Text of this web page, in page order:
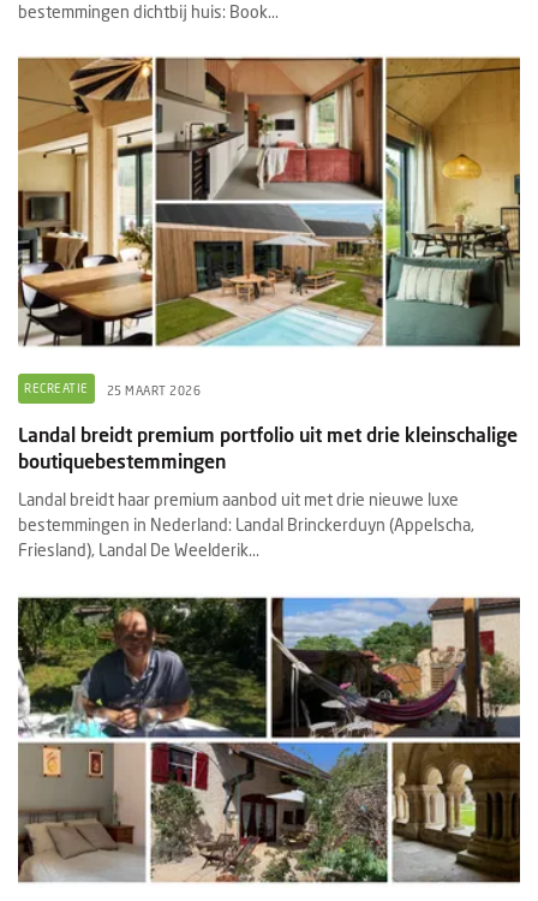
bestemmingen dichtbij huis: Book...
RECREATIE 25 MAART 2026
Landal breidt premium portfolio uit met drie kleinschalige
boutiquebestemmingen
Landal breidt haar premium aanbod uit met drie nieuwe luxe
bestemmingen in Nederland: Landal Brinckerduyn (Appelscha,
Friesland), Landal De Weelderik...